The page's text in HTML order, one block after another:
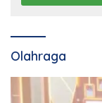
Olahraga